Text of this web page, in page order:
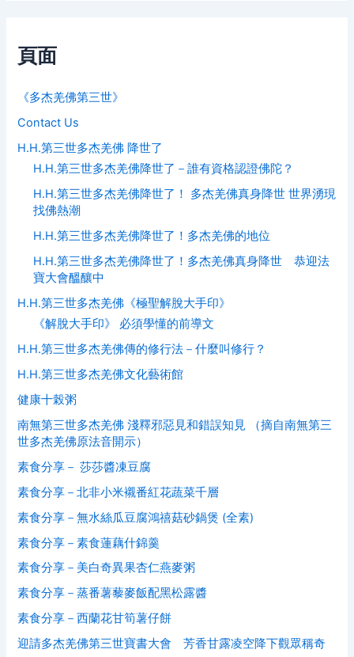
頁面
《多杰羌佛第三世》
Contact Us
H.H.第三世多杰羌佛 降世了
H.H.第三世多杰羌佛降世了－誰有資格認證佛陀？
H.H.第三世多杰羌佛降世了！ 多杰羌佛真身降世 世界湧現
找佛熱潮
H.H.第三世多杰羌佛降世了！多杰羌佛的地位
H.H.第三世多杰羌佛降世了！多杰羌佛真身降世 恭迎法
寶大會醞釀中
H.H.第三世多杰羌佛《極聖解脫大手印》
《解脫大手印》 必須學懂的前導文
H.H.第三世多杰羌佛傳的修行法－什麼叫修行？
H.H.第三世多杰羌佛文化藝術館
健康十榖粥
南無第三世多杰羌佛 淺釋邪惡見和錯誤知見 （摘自南無第三
世多杰羌佛原法音開示）
素食分享－ 莎莎醬凍豆腐
素食分享－北非小米襯番紅花蔬菜千層
素食分享－無水絲瓜豆腐鴻禧菇砂鍋煲 (全素)
素食分享－素食蓮藕什錦羹
素食分享－美白奇異果杏仁燕麥粥
素食分享－蒸番薯藜麥飯配黑松露醬
素食分享－西蘭花甘筍薯仔餅
迎請多杰羌佛第三世寶書大會 芳香甘露凌空降下觀眾稱奇